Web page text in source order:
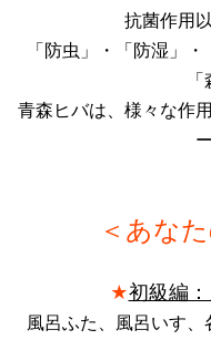
抗菌作用
「防虫」・「防湿」
青森ヒバは、様々な作
＜あな
★初級編
風呂ふた、風呂いす